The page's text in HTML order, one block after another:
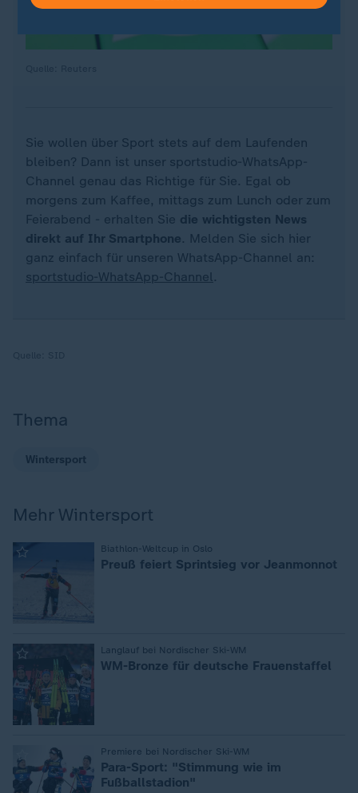
Sie wollen über Sport stets auf dem Laufenden
bleiben? Dann ist unser sportstudio-WhatsApp-
Channel genau das Richtige für Sie. Egal ob
morgens zum Kaffee, mittags zum Lunch oder zum
Feierabend - erhalten Sie die wichtigsten News
direkt auf Ihr Smartphone. Melden Sie sich hier
ganz einfach für unseren WhatsApp-Channel an:
sportstudio-WhatsApp-Channel.
Thema
Wintersport
Mehr Wintersport
Biathlon-Weltcup in Oslo
Preuß feiert Sprintsieg vor Jeanmonnot
Langlauf bei Nordischer Ski-WM
WM-Bronze für deutsche Frauenstaffel
Premiere bei Nordischer Ski-WM
Para-Sport: "Stimmung wie im
Fußballstadion"